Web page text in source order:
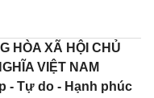
HÒA XÃ HỘI CHỦ
VIỆT NAM
- Tự do - Hạnh phúc